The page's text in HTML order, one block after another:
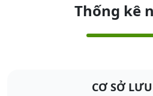
Thống kê
CƠ SỞ